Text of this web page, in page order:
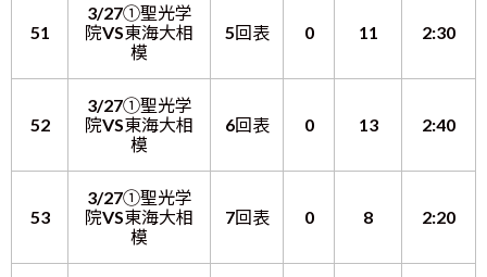
51
3/27①聖光学
院VS東海大相
模
5回表 0 11 2:30
52
3/27①聖光学
院VS東海大相
模
6回表 0 13 2:40
53
3/27①聖光学
院VS東海大相
模
7回表 0 8 2:20